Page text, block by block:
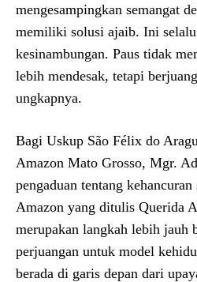
mengesampingkan semangat
memiliki solusi ajaib. Ini selalu
kesinambungan. Paus tidak
lebih mendesak, tetapi
ungkapnya.
Bagi Uskup São Félix do
Amazon Mato Grosso, Mgr.
pengaduan tentang
Amazon yang ditulis Querida
merupakan langkah lebih jauh
perjuangan untuk model
berada di garis depan dari